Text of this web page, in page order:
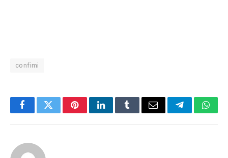
confimi
FacebookTwitterPinterestLinkedInTumblrEmail Telegram